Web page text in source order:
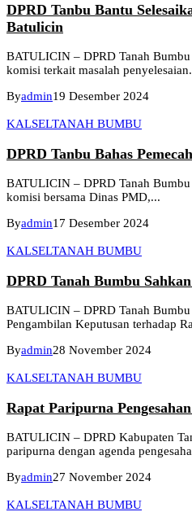
DPRD Tanbu Bantu
Batulicin
BATULICIN – DPRD Tanah
komisi terkait masalah
Byadmin19 Desember 2024
KALSELTANAH BUMBU
DPRD Tanbu Bahas
BATULICIN – DPRD Tanah
komisi bersama Dinas PMD,...
Byadmin17 Desember 2024
KALSELTANAH BUMBU
DPRD Tanah Bumbu
BATULICIN – DPRD Tanah
Pengambilan Keputusan terhadap
Byadmin28 November 2024
KALSELTANAH BUMBU
Rapat Paripurna
BATULICIN – DPRD Kabupaten
paripurna dengan agenda
Byadmin27 November 2024
KALSELTANAH BUMBU